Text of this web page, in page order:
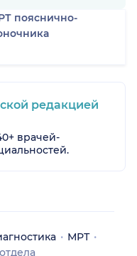
пояснично-
редакцией
врачей-
МРТ